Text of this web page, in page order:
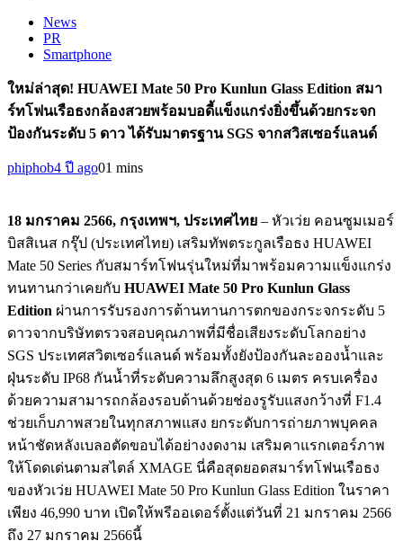
News
PR
Smartphone
ใหม่ล่าสุด! HUAWEI Mate 50 Pro Kunlun Glass Edition สมา
ร์ทโฟนเรือธงกล้องสวยพร้อมบอดี้แข็งแกร่งยิ่งขึ้นด้วยกระจก
ป้องกันระดับ 5 ดาว ได้รับมาตรฐาน SGS จากสวิสเซอร์แลนด์
phiphob4 ปี ago01 mins
18 มกราคม 2566, กรุงเทพฯ, ประเทศไทย – หัวเว่ย คอนซูมเมอร์
บิสสิเนส กรุ๊ป (ประเทศไทย) เสริมทัพตระกูลเรือธง HUAWEI
Mate 50 Series กับสมาร์ทโฟนรุ่นใหม่ที่มาพร้อมความแข็งแกร่ง
ทนทานกว่าเคยกับ HUAWEI Mate 50 Pro Kunlun Glass
Edition ผ่านการรับรองการต้านทานการตกของกระจกระดับ 5
ดาวจากบริษัทตรวจสอบคุณภาพที่มีชื่อเสียงระดับโลกอย่าง
SGS ประเทศสวิตเซอร์แลนด์ พร้อมทั้งยังป้องกันละอองนํ้าและ
ฝุ่นระดับ IP68 กันนํ้าที่ระดับความลึกสูงสุด 6 เมตร ครบเครื่อง
ด้วยความสามารถกล้องรอบด้านด้วยช่องรูรับแสงกว้างที่ F1.4
ช่วยเก็บภาพสวยในทุกสภาพแสง ยกระดับการถ่ายภาพบุคคล
หน้าชัดหลังเบลอตัดขอบได้อย่างงดงาม เสริมคาแรกเตอร์ภาพ
ให้โดดเด่นตามสไตล์ XMAGE นี่คือสุดยอดสมาร์ทโฟนเรือธง
ของหัวเว่ย HUAWEI Mate 50 Pro Kunlun Glass Edition ในราคา
เพียง 46,990 บาท เปิดให้พรีออเดอร์ตั้งแต่วันที่ 21 มกราคม 2566
ถึง 27 มกราคม 2566นี้